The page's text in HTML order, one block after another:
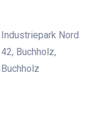
Industriepark Nord
42, Buchholz,
Buchholz